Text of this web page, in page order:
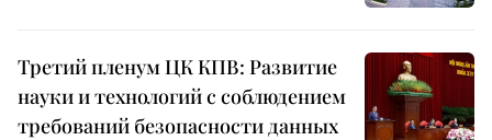
Третий пленум ЦК КПВ: Развитие
науки и технологий с соблюдением
требований безопасности данных